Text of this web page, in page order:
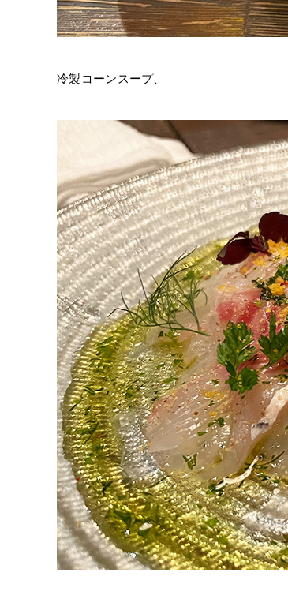
冷製コーンスープ、